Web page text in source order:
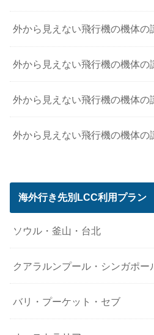
外から見えない飛行機の機体
外から見えない飛行機の機体
外から見えない飛行機の機体
外から見えない飛行機の機体
海外行き先別LCC利用プラン
ソウル・釜山・台北
クアラルンプール・シンガポー
バリ・プーケット・セブ